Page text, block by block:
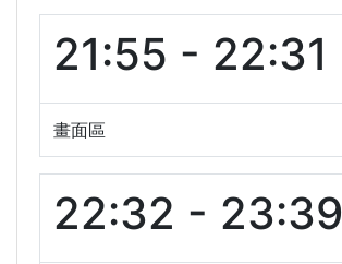
21:55 - 22:31
畫面區
22:32 - 23:39